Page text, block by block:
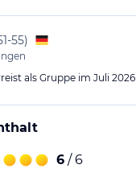
55)
als Gruppe im Juli 2026
6 / 6